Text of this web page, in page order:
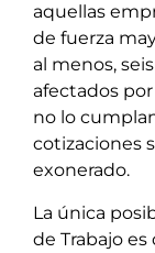
aquellas
de fuerza
al menos,
afectados
no lo
cotizaciones
exonerado.
La única
de Trabajo